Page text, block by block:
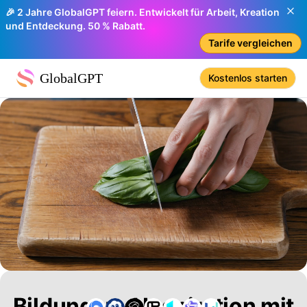
🎉 2 Jahre GlobalGPT feiern. Entwickelt für Arbeit, Kreation
und Entdeckung. 50 % Rabatt.
Tarife vergleichen
GlobalGPT Kostenlos starten